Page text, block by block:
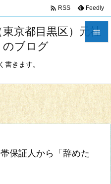
京都目黒区）元社
のブログ
きます。

サイド

前へ
 RSS Feedly
保証人から「辞めた